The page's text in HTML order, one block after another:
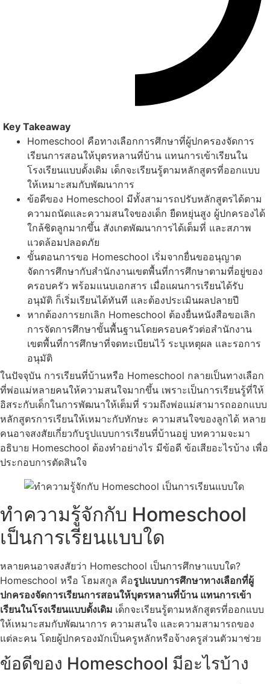
Key Takeaway
Homeschool คือทางเลือกการศึกษาที่ผู้ปกครองจัดการ
เรียนการสอนให้บุตรหลานที่บ้าน แทนการเข้าเรียนใน
โรงเรียนแบบดั้งเดิม เด็กจะเรียนรู้ตามหลักสูตรที่ออกแบบ
ให้เหมาะสมกับพัฒนาการ
ข้อดีของ Homeschool มีทั้งสามารถปรับหลักสูตรได้ตาม
ความถนัดและความสนใจของเด็ก ยืดหยุ่นสูง ผู้ปกครองได้
ใกล้ชิดลูกมากขึ้น สังเกตพัฒนาการได้เต็มที่ และสภาพ
แวดล้อมปลอดภัย
ขั้นตอนการขอ Homeschool เริ่มจากยื่นขออนุญาต
จัดการศึกษากับสำนักงานเขตพื้นที่การศึกษาตามที่อยู่ของ
ครอบครัว พร้อมแนบเอกสาร เมื่อแผนการเรียนได้รับ
อนุมัติ ก็เริ่มเรียนได้ทันที และต้องประเมินผลปลายปี
หากต้องการยกเลิก Homeschool ต้องยื่นหนังสือขอเลิก
การจัดการศึกษาขั้นพื้นฐานโดยครอบครัวต่อสำนักงาน
เขตพื้นที่การศึกษาที่จดทะเบียนไว้ ระบุเหตุผล และรอการ
อนุมัติ
ในปัจจุบัน การเรียนที่บ้านหรือ Homeschool กลายเป็นทางเลือก
ที่พ่อแม่หลายคนให้ความสนใจมากขึ้น เพราะเป็นการเรียนรู้ที่ให้
อิสระกับเด็กในการพัฒนาให้เต็มที่ รวมถึงพ่อแม่สามารถออกแบบ
หลักสูตรการเรียนให้เหมาะกับทักษะ ความสนใจของลูกได้ หลาย
คนอาจสงสัยเกี่ยวกับรูปแบบการเรียนที่บ้านอยู่ บทความจะมา
อธิบาย Homeschool ต้องทำอย่างไร มีข้อดี ข้อเสียอะไรบ้าง เพื่อ
ประกอบการตัดสินใจ
ทำความรู้จักกับ Homeschool
เป็นการเรียนแบบใด
หลายคนอาจสงสัยว่า Homeschool เป็นการศึกษาแบบใด?
Homeschool หรือ โฮมสกูล คือรูปแบบการศึกษาทางเลือกที่ผู้
ปกครองจัดการเรียนการสอนให้บุตรหลานที่บ้าน แทนการเข้า
เรียนในโรงเรียนแบบดั้งเดิม เด็กจะเรียนรู้ตามหลักสูตรที่ออกแบบ
ให้เหมาะสมกับพัฒนาการ ความสนใจ และความสามารถของ
แต่ละคน โดยผู้ปกครองมักเป็นครูหลักหรือจ้างครูส่วนตัวมาช่วย
ข้อดีของ Homeschool มีอะไรบ้าง